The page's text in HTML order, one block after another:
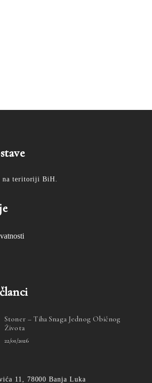
na teritoriji BiH.
Stoner – Tiha Snaga Jednog Običnog
Života
22/01/2026
11, 78000 Banja Luka